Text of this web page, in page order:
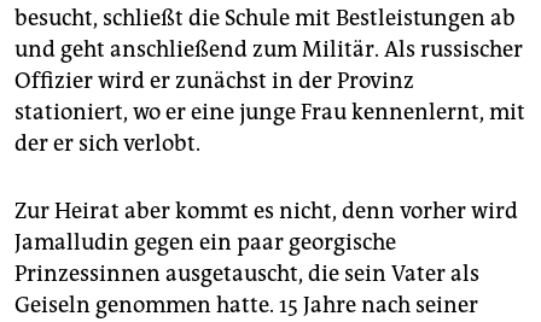
besucht, schließt die Schule mit Bestleistungen ab
und geht anschließend zum Militär. Als russischer
Offizier wird er zunächst in der Provinz
stationiert, wo er eine junge Frau kennenlernt, mit
der er sich verlobt.
Zur Heirat aber kommt es nicht, denn vorher wird
Jamalludin gegen ein paar georgische
Prinzessinnen ausgetauscht, die sein Vater als
Geiseln genommen hatte. 15 Jahre nach seiner